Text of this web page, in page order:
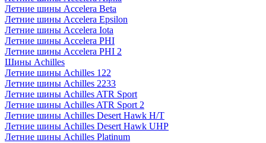
Летние шины Accelera Beta
Летние шины Accelera Epsilon
Летние шины Accelera Iota
Летние шины Accelera PHI
Летние шины Accelera PHI 2
Шины Achilles
Летние шины Achilles 122
Летние шины Achilles 2233
Летние шины Achilles ATR Sport
Летние шины Achilles ATR Sport 2
Летние шины Achilles Desert Hawk H/T
Летние шины Achilles Desert Hawk UHP
Летние шины Achilles Platinum